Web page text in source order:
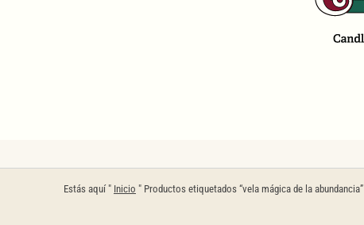
Estás aquí " Inicio " Productos etiquetados “vela mágica de la abundancia”